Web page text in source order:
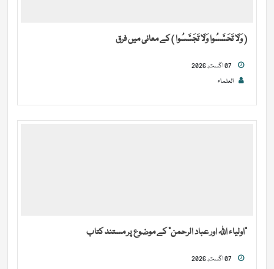
( وَلَا تَحَسَّسُوا وَلَا تَجَسَّسُوا ) کے معانی میں فرق
العلماء
“اولیاء اللہ اور عباد الرحمن” کے موضوع پر مستند کتاب